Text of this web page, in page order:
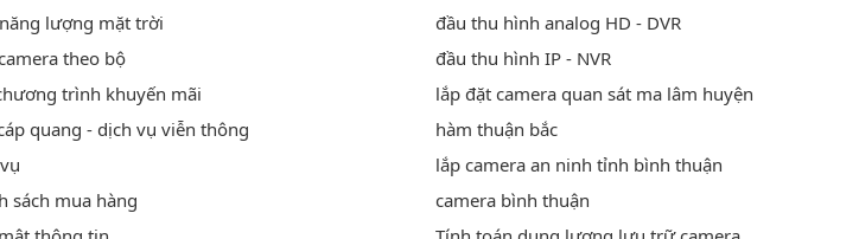
lượng mặt trời
theo bộ
trình khuyến mãi
quang - dịch vụ viễn thông
sách mua hàng
đầu thu hình analog HD - DVR
đầu thu hình IP - NVR
lắp đặt camera quan sát ma lâm huyện
hàm thuận bắc
lắp camera an ninh tỉnh bình thuận
camera bình thuận